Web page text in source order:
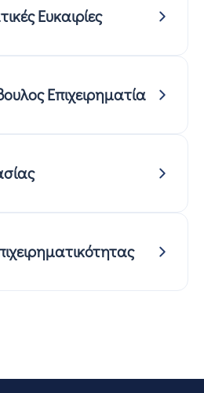
Ευκαιρίες
Επιχειρηματία